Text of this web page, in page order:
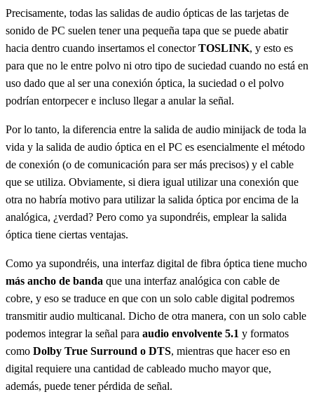
Precisamente, todas las salidas de audio ópticas de las tarjetas de
sonido de PC suelen tener una pequeña tapa que se puede abatir
hacia dentro cuando insertamos el conectorTOSLINK, y esto es
para que no le entre polvo ni otro tipo de suciedad cuando no está en
uso dado que al ser una conexión óptica, la suciedad o el polvo
podrían entorpecer e incluso llegar a anular la señal.
Por lo tanto, la diferencia entre la salida de audio minijack de toda la
vida y la salida de audio óptica en el PC es esencialmente el método
de conexión (o de comunicación para ser más precisos) y el cable
que se utiliza. Obviamente, si diera igual utilizar una conexión que
otra no habría motivo para utilizar la salida óptica por encima de la
analógica, ¿verdad? Pero como ya supondréis, emplear la salida
óptica tiene ciertas ventajas.
Como ya supondréis, una interfaz digital de fibra óptica tiene mucho
más ancho de banda que una interfaz analógica con cable de
cobre, y eso se traduce en que con un solo cable digital podremos
transmitir audio multicanal. Dicho de otra manera, con un solo cable
podemos integrar la señal para audio envolvente 5.1 y formatos
como Dolby True Surround o DTS, mientras que hacer eso en
digital requiere una cantidad de cableado mucho mayor que,
además, puede tener pérdida de señal.